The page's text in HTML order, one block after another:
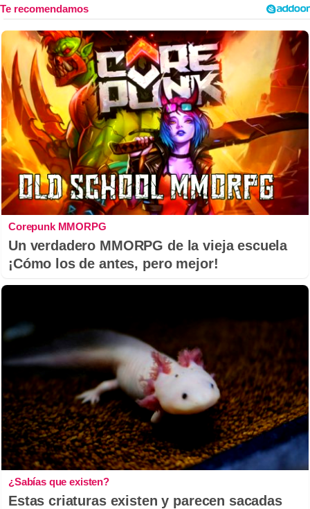
Corepunk MMORPG
Un verdadero MMORPG de la vieja escuela
¡Cómo los de antes, pero mejor!
¿Sabías que existen?
Estas criaturas existen y parecen sacadas